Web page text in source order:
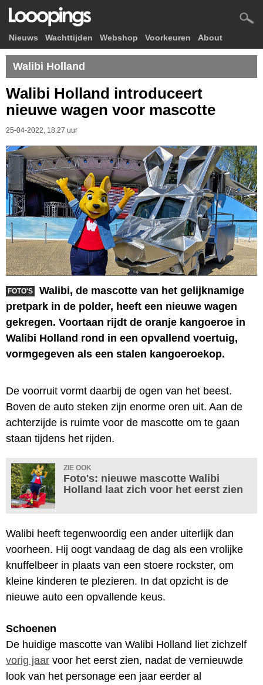
Nieuws Wachttijden Webshop Voorkeuren About
Walibi Holland
Walibi Holland introduceert
nieuwe wagen voor mascotte
25-04-2022, 18.27 uur
FOTO'S
Walibi, de mascotte van het gelijknamige
pretpark in de polder, heeft een nieuwe wagen
gekregen. Voortaan rijdt de oranje kangoeroe in
Walibi Holland rond in een opvallend voertuig,
vormgegeven als een stalen kangoeroekop.
De voorruit vormt daarbij de ogen van het beest.
Boven de auto steken zijn enorme oren uit. Aan de
achterzijde is ruimte voor de mascotte om te gaan
staan tijdens het rijden.
ZIE OOK
Foto's: nieuwe mascotte Walibi
Holland laat zich voor het eerst zien
Walibi heeft tegenwoordig een ander uiterlijk dan
voorheen. Hij oogt vandaag de dag als een vrolijke
knuffelbeer in plaats van een stoere rockster, om
kleine kinderen te plezieren. In dat opzicht is de
nieuwe auto een opvallende keus.
Schoenen
De huidige mascotte van Walibi Holland liet zichzelf
vorig jaar voor het eerst zien, nadat de vernieuwde
look van het personage een jaar eerder al